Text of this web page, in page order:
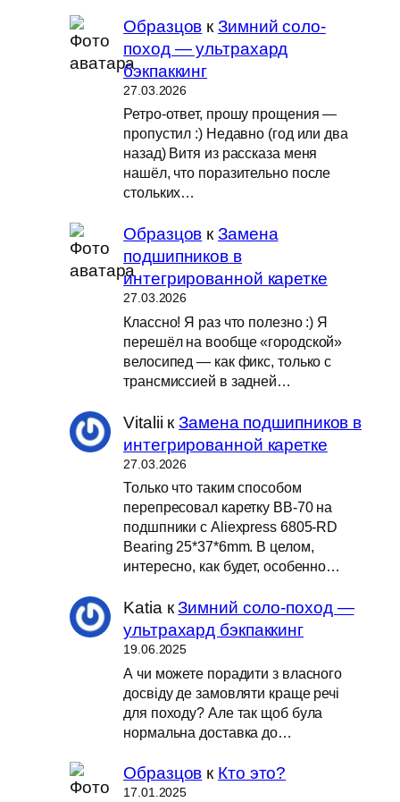
Образцов кЗимний соло-
поход — ультрахард
бэкпаккинг
27.03.2026
Ретро-ответ, прошу прощения —
пропустил :) Недавно (год или два
назад) Витя из рассказа меня
нашёл, что поразительно после
стольких…
Образцов кЗамена
подшипников в
интегрированной каретке
27.03.2026
Классно! Я раз что полезно :) Я
перешёл на вообще «городской»
велосипед — как фикс, только с
трансмиссией в задней…
Vitalii кЗамена подшипников в
интегрированной каретке
27.03.2026
Только что таким способом
перепресовал каретку BB-70 на
подшпники с Aliexpress 6805-RD
Bearing 25*37*6mm. В целом,
интересно, как будет, особенно…
Katia кЗимний соло-поход —
ультрахард бэкпаккинг
19.06.2025
А чи можете порадити з власного
досвіду де замовляти краще речі
для походу? Але так щоб була
нормальна доставка до…
Образцов к Кто это?
17.01.2025